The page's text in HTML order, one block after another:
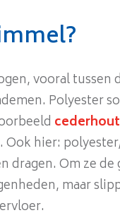
vooral tussen
Polyester
hier:
dragen. Om ze
maar